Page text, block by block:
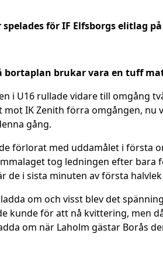
för IF Elfsborgs elitlag
bortaplan brukar vara en tuff
i U16 rullade vidare till omgång
mot IK Zenith förra omgången, nu
gång.
förlorat med uddamålet i första
tog ledningen efter bara
de i sista minuten av första
om och visst blev det
kunde för att nå kvittering, men
om när Laholm gästar Borås